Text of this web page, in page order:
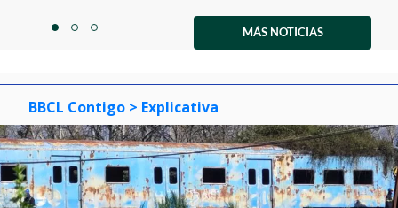
itemitemitem
MÁS NOTICIAS
BBCL Contigo > Explicativa